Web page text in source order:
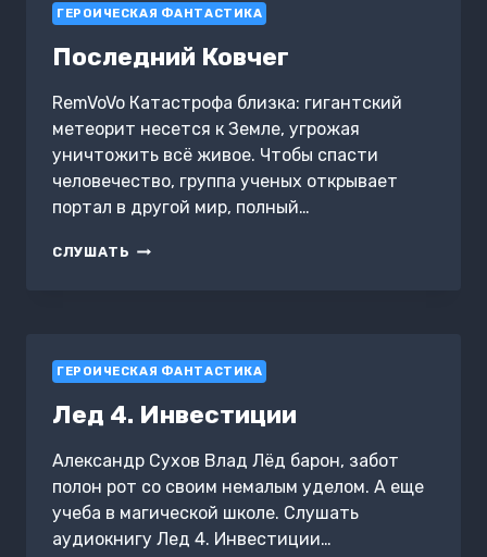
ГЕРОИЧЕСКАЯ ФАНТАСТИКА
Последний Ковчег
RemVoVo Катастрофа близка: гигантский
метеорит несется к Земле, угрожая
уничтожить всё живое. Чтобы спасти
человечество, группа ученых открывает
портал в другой мир, полный…
СЛУШАТЬ ПОСЛЕДНИЙ
ГЕРОИЧЕСКАЯ ФАНТАСТИКА
Лед 4. Инвестиции
Александр Сухов Влад Лёд барон, забот
полон рот со своим немалым уделом. А еще
учеба в магической школе. Слушать
аудиокнигу Лед 4. Инвестиции…